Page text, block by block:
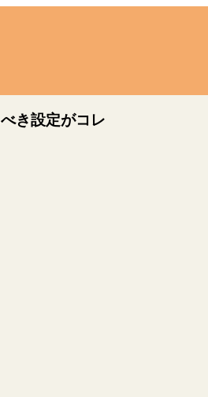
き設定がコレ